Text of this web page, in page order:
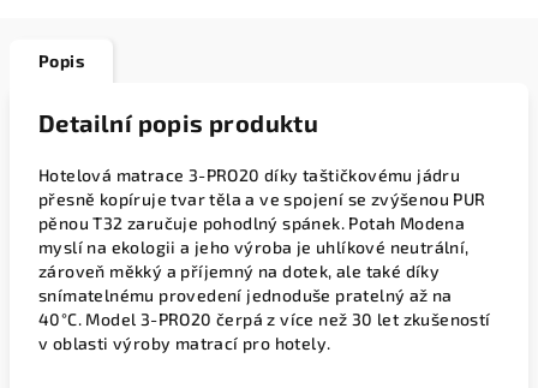
Popis
Detailní popis produktu
Hotelová matrace 3-PRO20 díky taštičkovému jádru
přesně kopíruje tvar těla a ve spojení se zvýšenou PUR
pěnou T32 zaručuje pohodlný spánek. Potah Modena
myslí na ekologii a jeho výroba je uhlíkové neutrální,
zároveň měkký a příjemný na dotek, ale také díky
snímatelnému provedení jednoduše pratelný až na
40°C. Model 3-PRO20 čerpá z více než 30 let zkušeností
v oblasti výroby matrací pro hotely.